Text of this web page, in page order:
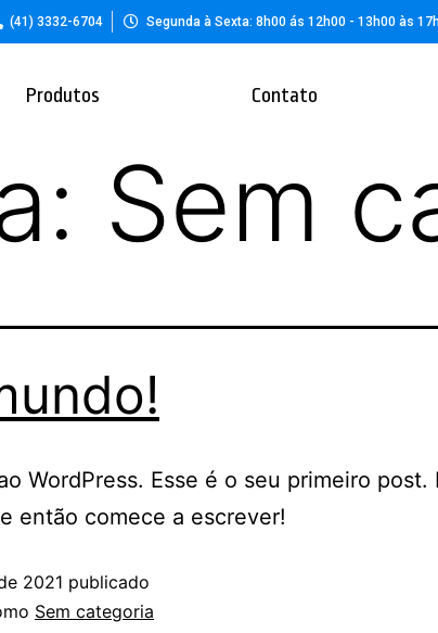
(41) 3332-6704 Segunda à Sexta: 8h00 ás 12h00 - 13h00 às
Produtos Contato
Sem
WordPress. Esse é o seu primeiro post.
então comece a escrever!
2021 publicado
Sem categoria